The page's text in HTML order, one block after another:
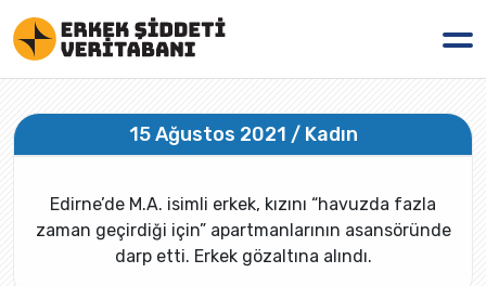
15 Ağustos 2021 / Kadın
Edirne’de M.A. isimli erkek, kızını “havuzda fazla
zaman geçirdiği için” apartmanlarının asansöründe
darp etti. Erkek gözaltına alındı.